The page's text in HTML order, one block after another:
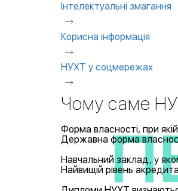
Інтелектуальні змагання
Корисна інформація
НУХТ у соцмережах
Чому саме
Форма власності, при
Державна форма
Навчальний заклад, у
Найвищій рівень